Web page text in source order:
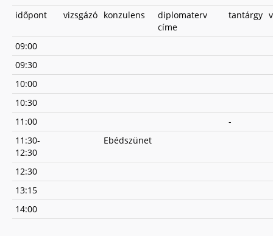
időpont vizsgázó konzulens
diplomaterv
címe
tantárgy
09:00
09:30
10:00
10:30
11:00
-
11:30-
12:30
Ebédszünet
12:30
13:15
14:00